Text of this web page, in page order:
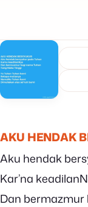
AKU HENDAK
Aku hendak
Kar’na
Dan bermazmur